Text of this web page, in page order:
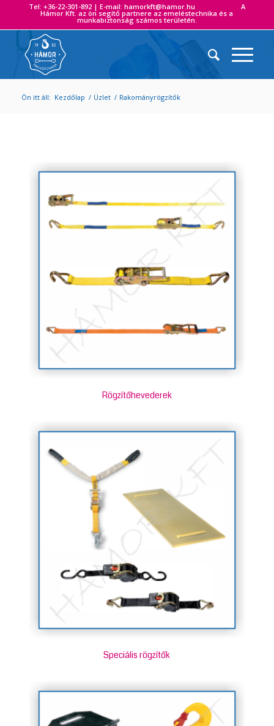
Tel: +36-22-301-892 | E-mail: hamorkft@hamor.hu A
Hámor Kft. az ön segítő partnere az emeléstechnika és a
munkabiztonság számos területén.
Ön itt áll: Kezdőlap / Üzlet / Rakományrögzítők
Rögzítőhevederek
Speciális rögzítők